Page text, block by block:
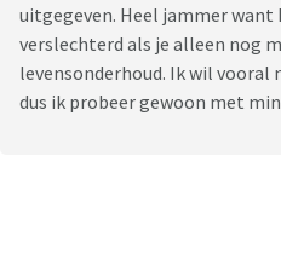
uitgegeven. Heel jammer
verslechterd als je alleen nog
levensonderhoud. Ik wil
dus ik probeer gewoon met